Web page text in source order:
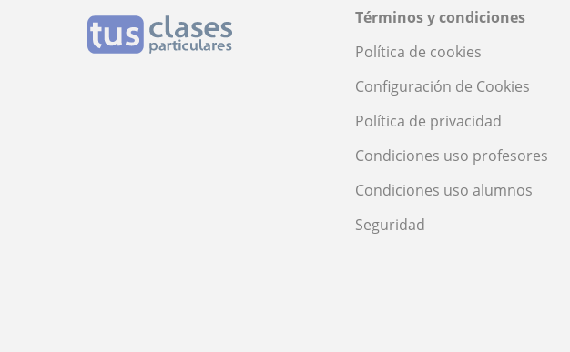
Términos y condiciones
Política de cookies
Configuración de Cookies
Política de privacidad
Condiciones uso profesores
Condiciones uso alumnos
Seguridad